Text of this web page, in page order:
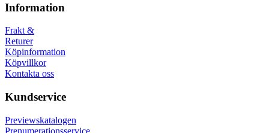
Information
Frakt &
Returer
Köpinformation
Köpvillkor
Kontakta oss
Kundservice
Previewskatalogen
Prenumerationsservice